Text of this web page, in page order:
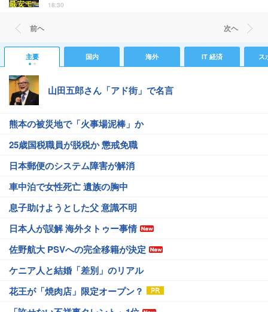
18:30
前ヘ 次ヘ
主要 国内 海外 IT 経済 ス
山田五郎さん「アド街」で名言
熊本の被災地で「火事場泥棒」か
25歳国税職員が脱税か 懲戒免職
日本郵便のシステム障害が解消
車中泊で女性死亡 遺族の胸中
息子助けようとした父 意識不明
日本人が誤解 海外タトゥー事情
佐野航大 PSVへの完全移籍が決定
ケニア人と結婚「差別」のリアル
花王が「焼肉店」限定オープン？